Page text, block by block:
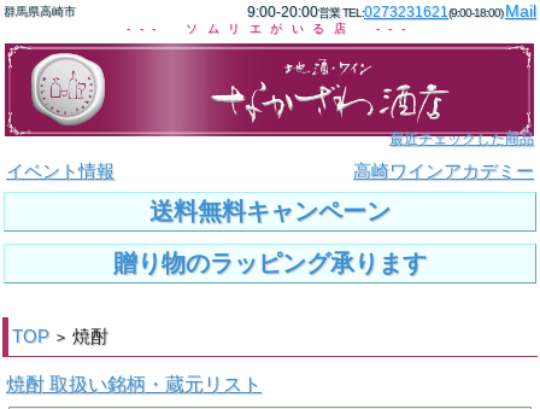
群馬県高崎市 9:00-20:00営業 TEL:0273231621(9:00-18:00)Mail
--- ソムリエがいる店 ---
最近チェックした商品
イベント情報 高崎ワインアカデミー
送料無料キャンペーン
贈り物のラッピング承ります
TOP > 焼酎
焼酎 取扱い銘柄・蔵元リスト